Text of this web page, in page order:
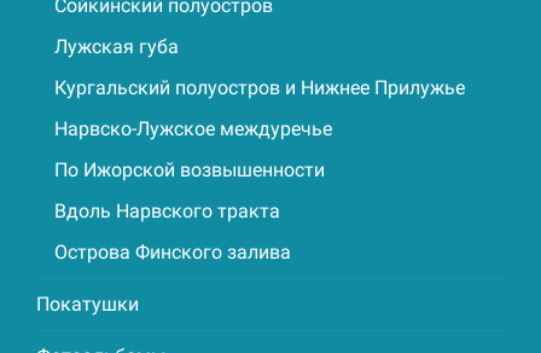
Сойкинский полуостров
Лужская губа
Кургальский полуостров и Нижнее Прилужье
Нарвско-Лужское междуречье
По Ижорской возвышенности
Вдоль Нарвского тракта
Острова Финского залива
Покатушки